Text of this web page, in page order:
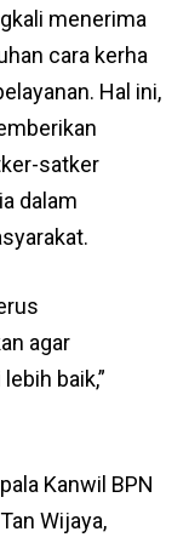
menerima
cara kerha
Hal ini,
satker
dalam
agar
baik,”
Kanwil BPN
Wijaya,